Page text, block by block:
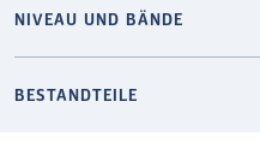
NIVEAU UND BÄNDE
BESTANDTEILE